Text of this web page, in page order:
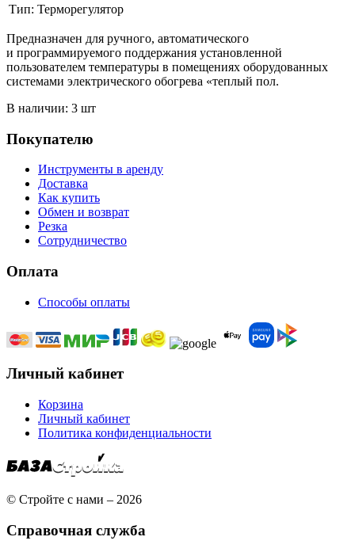
Тип: Терморегулятор
Предназначен для ручного, автоматического
и программируемого поддержания установленной
пользователем температуры в помещениях оборудованных
системами электрического обогрева «теплый пол.
В наличии: 3 шт
Покупателю
Инструменты в аренду
Доставка
Как купить
Обмен и возврат
Резка
Сотрудничество
Оплата
Способы оплаты
Личный кабинет
Корзина
Личный кабинет
Политика конфиденциальности
© Стройте с нами – 2026
Справочная служба